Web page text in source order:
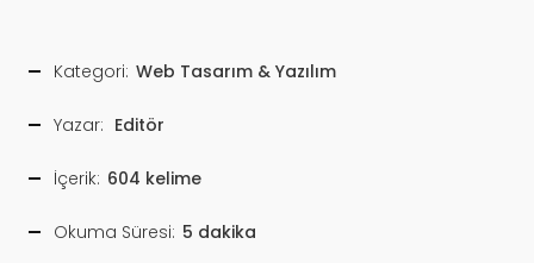
Kategori: Web Tasarım & Yazılım
Yazar: Editör
İçerik: 604 kelime
Okuma Süresi: 5 dakika